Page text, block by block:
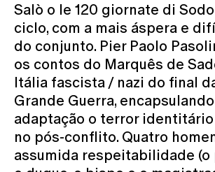
Salò o le 120 giornate di
ciclo, com a mais áspera e
do conjunto. Pier Paolo
os contos do Marquês de
Itália fascista / nazi do final
Grande Guerra,
adaptação o terror
no pós-conflito. Quatro
assumida respeitabilidade (o